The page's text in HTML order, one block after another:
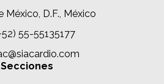
México, D.F., México
55-55135177
Secciones